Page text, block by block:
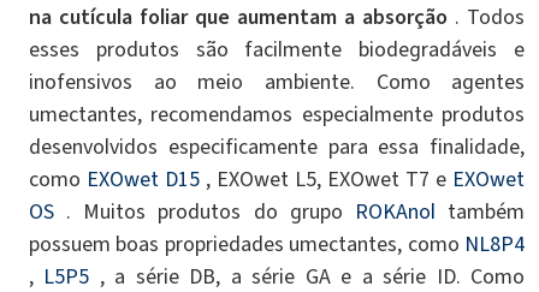
na cutícula foliar que aumentam a absorção . Todos
esses produtos são facilmente biodegradáveis ​​e
inofensivos ao meio ambiente. Como agentes
umectantes, recomendamos especialmente produtos
desenvolvidos especificamente para essa finalidade,
como EXOwet D15 , EXOwet L5, EXOwet T7 e EXOwet
OS . Muitos produtos do grupo ROKAnol também
possuem boas propriedades umectantes, como NL8P4
, L5P5 , a série DB, a série GA e a série ID. Como